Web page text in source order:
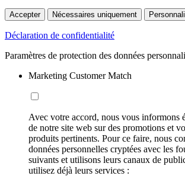
Accepter Nécessaires uniquement
Déclaration de confidentialité
Paramètres de protection des données
Marketing Customer Match
Avec votre accord, nous vous informons
de notre site web sur des promotions et
produits pertinents. Pour ce faire, nous
données personnelles cryptées avec les
suivants et utilisons leurs canaux de
utilisez déjà leurs services :